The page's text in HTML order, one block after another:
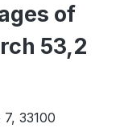
of
53,2
33100